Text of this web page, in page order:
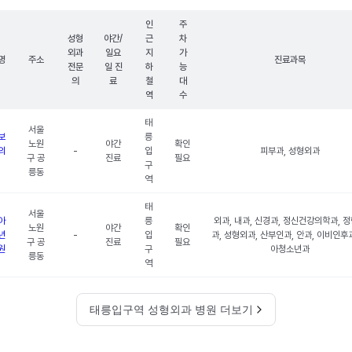
주소
성형
외과
전문
의
야간/
일요
일 진
료
인
근
지
하
철
역
주
차
가
능
대
수
진료과목
서울
노원
구 공
릉동
-
야간
진료
태
릉
입
구
역
확인
필요
피부과, 성형외과
서울
노원
구 공
릉동
-
야간
진료
태
릉
입
구
역
확인
필요
외과, 내과, 신경과, 정신건강의학과, 정
과, 성형외과, 산부인과, 안과, 이비인후
아청소년과
태릉입구역 성형외과 병원 더보기